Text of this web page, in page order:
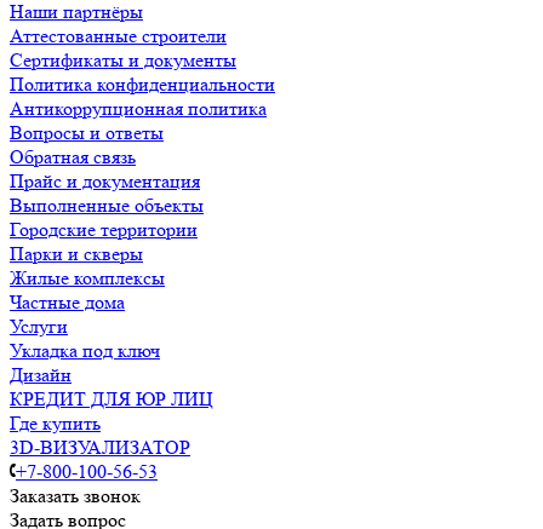
Наши партнёры
Аттестованные строители
Сертификаты и документы
Политика конфиденциальности
Антикоррупционная политика
Вопросы и ответы
Обратная связь
Прайс и документация
Выполненные объекты
Городские территории
Парки и скверы
Жилые комплексы
Частные дома
Услуги
Укладка под ключ
Дизайн
КРЕДИТ ДЛЯ ЮР ЛИЦ
Где купить
3D-ВИЗУАЛИЗАТОР
+7-800-100-56-53
Заказать звонок
Задать вопрос